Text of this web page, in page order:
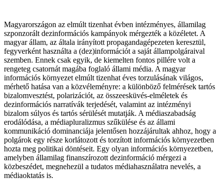
Magyarországon az elmúlt tizenhat évben intézményes, államilag
szponzorált dezinformációs kampányok mérgezték a közéletet. A
magyar állam, az általa irányított propagandagépezeten keresztül,
fegyverként használta a (dez)információt a saját állampolgáraival
szemben. Ennek csak egyik, de kiemelten fontos pillére volt a
rengeteg csatornát magába foglaló állami média. A magyar
információs környezet elmúlt tizenhat éves torzulásának világos,
mérhető hatása van a közvéleményre: a különböző felmérések tartós
bizalomvesztést, polarizációt, az összeesküvés-elméletek és
dezinformációs narratívák terjedését, valamint az intézményi
bizalom súlyos és tartós sérülését mutatják. A médiaszabadság
erodálódása, a médiapluralizmus szűkülése és az állami
kommunikáció dominanciája jelentősen hozzájárultak ahhoz, hogy a
polgárok egy része korlátozott és torzított információs környezetben
hozta meg politikai döntéseit. Egy olyan információs környezetben,
amelyben államilag finanszírozott dezinformáció mérgezi a
közbeszédet, megnehezül a tudatos médiahasználatra nevelés, a
médiaoktatás is.